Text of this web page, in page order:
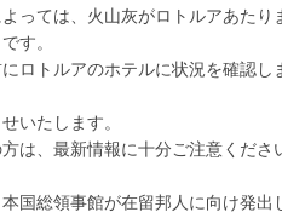
っては、火山灰がロトルアあた
す。
ロトルアのホテルに状況を確認
いたします。
は、最新情報に十分ご注意くださ
国総領事館が在留邦人に向け発